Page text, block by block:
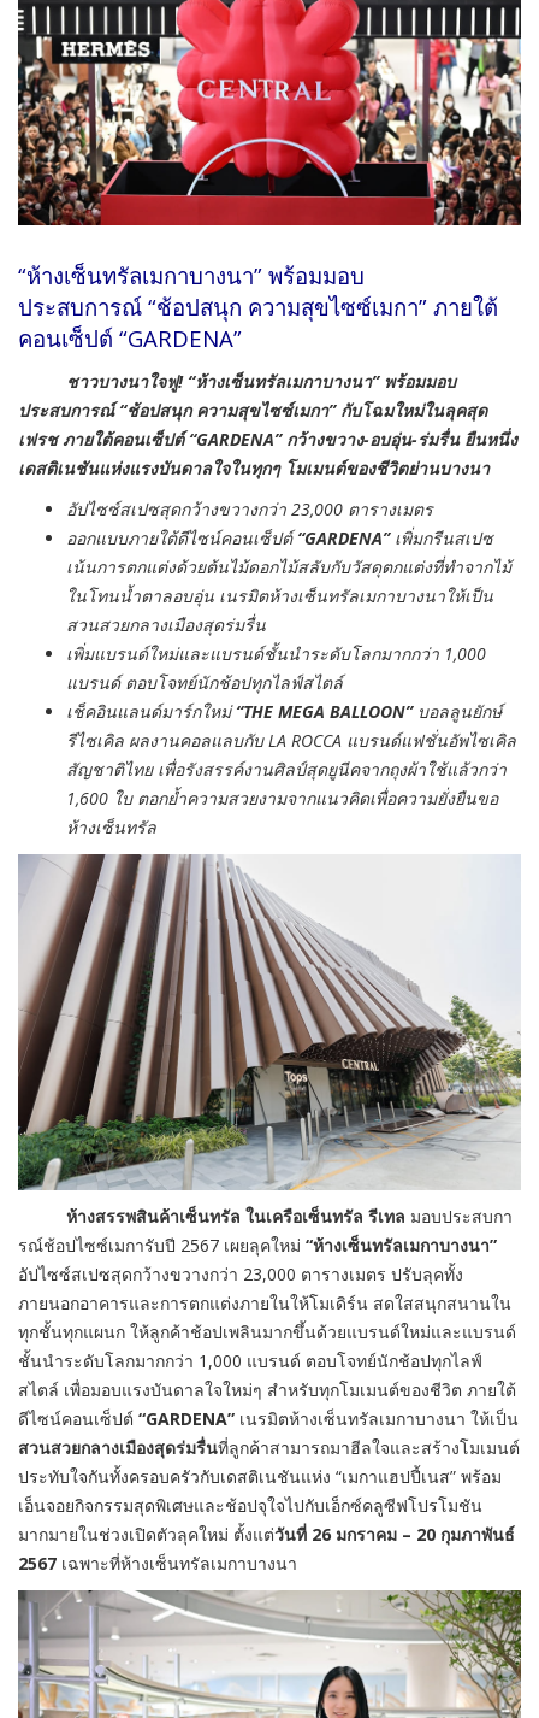
“ห้างเซ็นทรัลเมกาบางนา” พร้อมมอบ
ประสบการณ์ “ช้อปสนุก ความสุขไซซ์เมกา” ภายใต้
คอนเซ็ปต์ “GARDENA”
ชาวบางนาใจฟู! “ห้างเซ็นทรัลเมกาบางนา” พร้อมมอบ
ประสบการณ์“ช้อปสนุก ความสุขไซซ์เมกา” กับโฉมใหม่ในลุคสุด
เฟรช ภายใต้คอนเซ็ปต์ “GARDENA” กว้างขวาง-อบอุ่น-ร่มรื่น ยืนหนึ่ง
เดสติเนชันแห่งแรงบันดาลใจในทุกๆ โมเมนต์ของชีวิตย่านบางนา
อัปไซซ์สเปซสุดกว้างขวางกว่า 23,000 ตารางเมตร
ออกแบบภายใต้ดีไซน์คอนเซ็ปต์“GARDENA”เพิ่มกรีนสเปซ
เน้นการตกแต่งด้วยต้นไม้ดอกไม้สลับกับวัสดุตกแต่งที่ทำจากไม้
ในโทนน้ำตาลอบอุ่น เนรมิตห้างเซ็นทรัลเมกาบางนาให้เป็น
สวนสวยกลางเมืองสุดร่มรื่น
เพิ่มแบรนด์ใหม่และแบรนด์ชั้นนำระดับโลกมากกว่า 1,000
แบรนด์ ตอบโจทย์นักช้อปทุกไลฟ์สไตล์
เช็คอินแลนด์มาร์กใหม่“THE MEGA BALLOON”บอลลูนยักษ์
รีไซเคิล ผลงานคอลแลบกับ LA ROCCA แบรนด์แฟชั่นอัพไซเคิล
สัญชาติไทย เพื่อรังสรรค์งานศิลป์สุดยูนีคจากถุงผ้าใช้แล้วกว่า
1,600 ใบ ตอกย้ำความสวยงามจากแนวคิดเพื่อความยั่งยืนขอ
ห้างเซ็นทรัล
ห้างสรรพสินค้าเซ็นทรัล ในเครือเซ็นทรัล รีเทล มอบประสบกา
รณ์ช้อปไซซ์เมการับปี 2567 เผยลุคใหม่ “ห้างเซ็นทรัลเมกาบางนา”
อัปไซซ์สเปซสุดกว้างขวางกว่า 23,000 ตารางเมตร ปรับลุคทั้ง
ภายนอกอาคารและการตกแต่งภายในให้โมเดิร์น สดใสสนุกสนานใน
ทุกชั้นทุกแผนก ให้ลูกค้าช้อปเพลินมากขึ้นด้วยแบรนด์ใหม่และแบรนด์
ชั้นนำระดับโลกมากกว่า 1,000 แบรนด์ ตอบโจทย์นักช้อปทุกไลฟ์
สไตล์ เพื่อมอบแรงบันดาลใจใหม่ๆ สำหรับทุกโมเมนต์ของชีวิต ภายใต้
ดีไซน์คอนเซ็ปต์ “GARDENA” เนรมิตห้างเซ็นทรัลเมกาบางนา ให้เป็น
สวนสวยกลางเมืองสุดร่มรื่นที่ลูกค้าสามารถมาฮีลใจและสร้างโมเมนต์
ประทับใจกันทั้งครอบครัวกับเดสติเนชันแห่ง “เมกาแฮปปี้เนส” พร้อม
เอ็นจอยกิจกรรมสุดพิเศษและช้อปจุใจไปกับเอ็กซ์คลูซีฟโปรโมชัน
มากมายในช่วงเปิดตัวลุคใหม่ ตั้งแต่วันที่ 26 มกราคม – 20 กุมภาพันธ์
2567 เฉพาะที่ห้างเซ็นทรัลเมกาบางนา